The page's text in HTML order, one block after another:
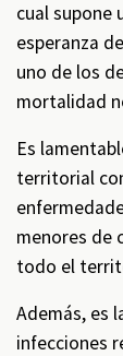
cual supone
esperanza
uno de los
mortalidad
Es
territorial
menores de
todo el
Además, es
infecciones